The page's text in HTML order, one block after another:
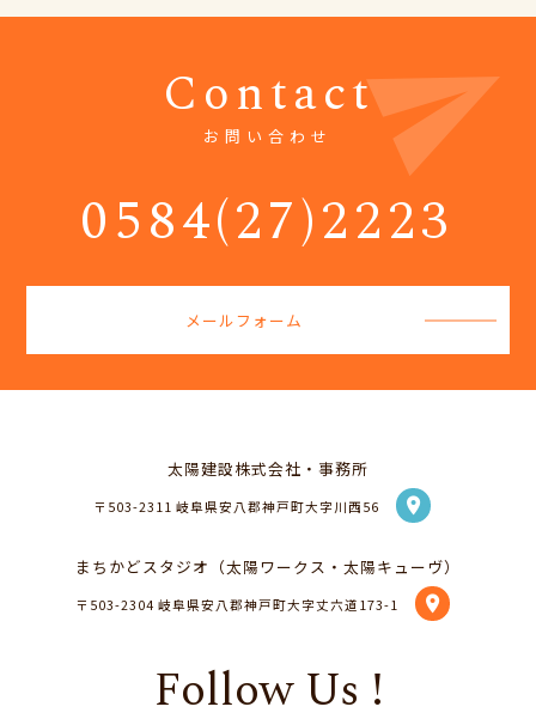
Contact
お問い合わせ
0584(27)2223
メールフォーム
太陽建設株式会社・事務所
〒503-2311 岐阜県安八郡神戸町大字川西56 location_on
まちかどスタジオ（太陽ワークス・太陽キューヴ）
〒503-2304 岐阜県安八郡神戸町大字丈六道173-1 location_on
Follow Us !